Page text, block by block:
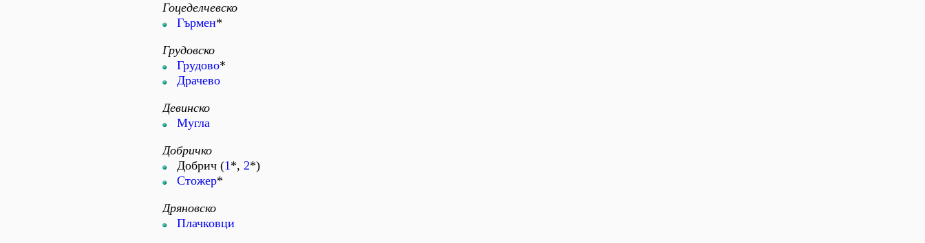
Гоцеделчевско
Гърмен*
Грудовско
Грудово*
Драчево
Девинско
Мугла
Добричко
Добрич (1*, 2*)
Стожер*
Дряновско
Плачковци